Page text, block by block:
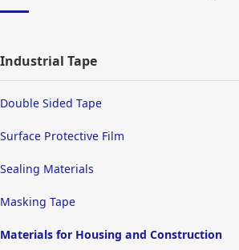
Industrial Tape
Double Sided Tape
Surface Protective Film
Sealing Materials
Masking Tape
Materials for Housing and Construction